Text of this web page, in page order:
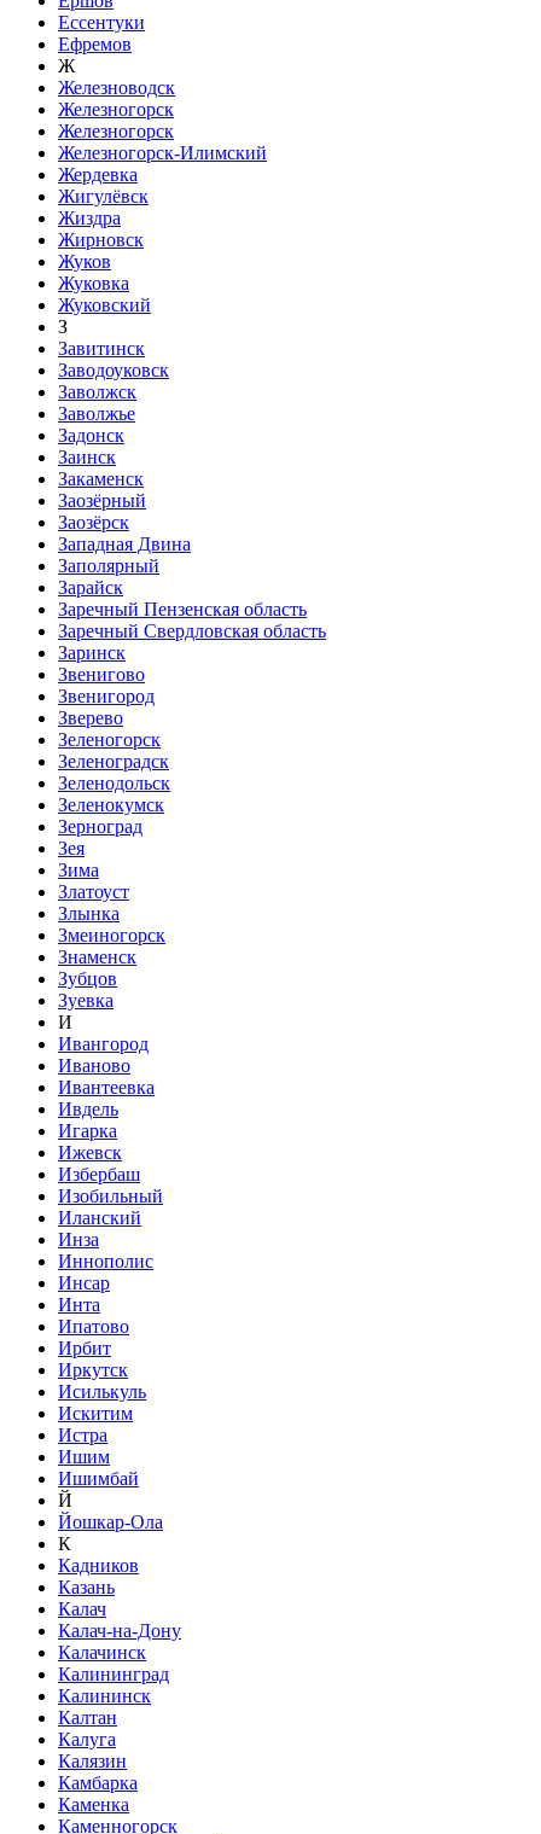
Ессентуки
Ефремов
Ж
Железноводск
Железногорск
Железногорск
Железногорск-Илимский
Жердевка
Жигулёвск
Жиздра
Жирновск
Жуков
Жуковка
Жуковский
З
Завитинск
Заводоуковск
Заволжск
Заволжье
Задонск
Заинск
Закаменск
Заозёрный
Заозёрск
Западная Двина
Заполярный
Зарайск
Заречный Пензенская область
Заречный Свердловская область
Заринск
Звенигово
Звенигород
Зверево
Зеленогорск
Зеленоградск
Зеленодольск
Зеленокумск
Зерноград
Зея
Зима
Златоуст
Злынка
Змеиногорск
Знаменск
Зубцов
Зуевка
И
Ивангород
Иваново
Ивантеевка
Ивдель
Игарка
Ижевск
Избербаш
Изобильный
Иланский
Инза
Иннополис
Инсар
Инта
Ипатово
Ирбит
Иркутск
Исилькуль
Искитим
Истра
Ишим
Ишимбай
Й
Йошкар-Ола
К
Кадников
Казань
Калач
Калач-на-Дону
Калачинск
Калининград
Калининск
Калтан
Калуга
Калязин
Камбарка
Каменка
Каменногорск